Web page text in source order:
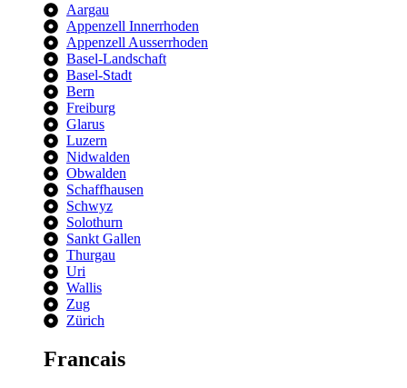
Aargau
Appenzell Innerrhoden
Appenzell Ausserrhoden
Basel-Landschaft
Basel-Stadt
Bern
Freiburg
Glarus
Luzern
Nidwalden
Obwalden
Schaffhausen
Schwyz
Solothurn
Sankt Gallen
Thurgau
Uri
Wallis
Zug
Zürich
Francais